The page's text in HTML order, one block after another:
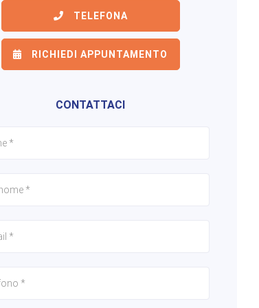
TELEFONA
RICHIEDI APPUNTAMENTO
CONTATTACI